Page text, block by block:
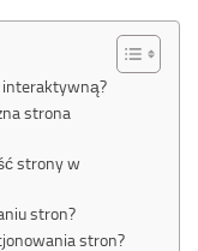
interaktywną?
strona
strony w
stron?
stron?